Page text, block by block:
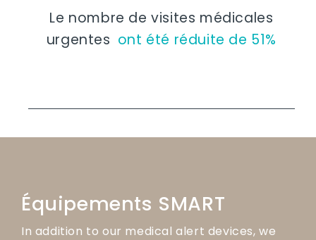
Le nombre de visites médicales
urgentes ont été réduite de 51%
Équipements SMART
In addition to our medical alert devices, we